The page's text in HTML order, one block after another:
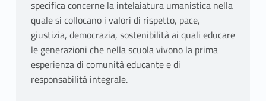
specifica concerne la intelaiatura umanistica nella
quale si collocano i valori di rispetto, pace,
giustizia, democrazia, sostenibilità ai quali educare
le generazioni che nella scuola vivono la prima
esperienza di comunità educante e di
responsabilità integrale.